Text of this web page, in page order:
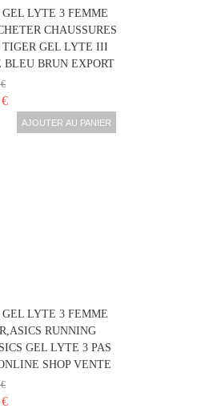
GEL LYTE 3 FEMME
CHAUSSURES
TIGER GEL LYTE III
BLEU BRUN EXPORT
AJOUTER AU PANIER
GEL LYTE 3 FEMME
RUNNING
GEL LYTE 3 PAS
SHOP VENTE